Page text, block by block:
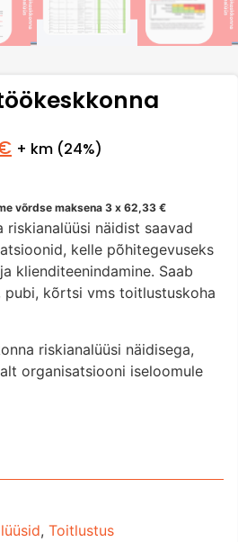
+ km (24%)
võrdse maksena 3 x62,33 €
riskianalüüsi näidist saavad
kelle põhitegevuseks
klienditeenindamine. Saab
pubi, kõrtsi vms toitlustuskoha
riskianalüüsi näidisega,
organisatsiooni iseloomule
, Toitlustus